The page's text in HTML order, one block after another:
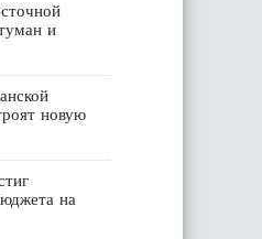
и
новую
на